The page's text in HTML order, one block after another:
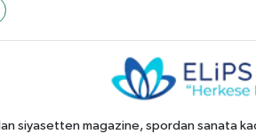
siyasetten magazine, spordan sanata